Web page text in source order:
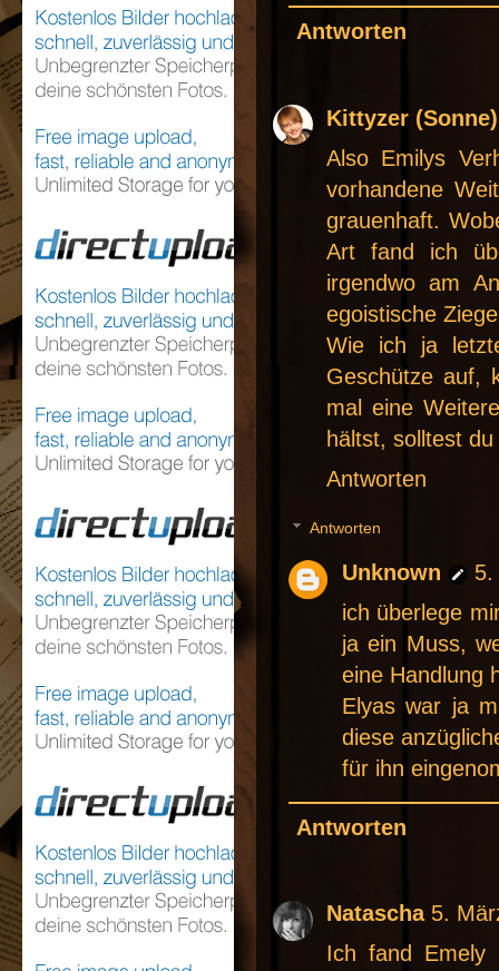
Antworten
Kittyzer (Sonne)
Also Emilys
vorhandene
grauenhaft.
Art fand ich
irgendwo am
egoistische
Wie ich ja
Geschütze auf,
mal eine
hältst, solltest
Antworten
Antworten
Unknown
5.
ich überlege
ja ein Muss,
eine Handlung
Elyas war ja
diese
für ihn
Antworten
Natascha 5.
Ich fand Emely